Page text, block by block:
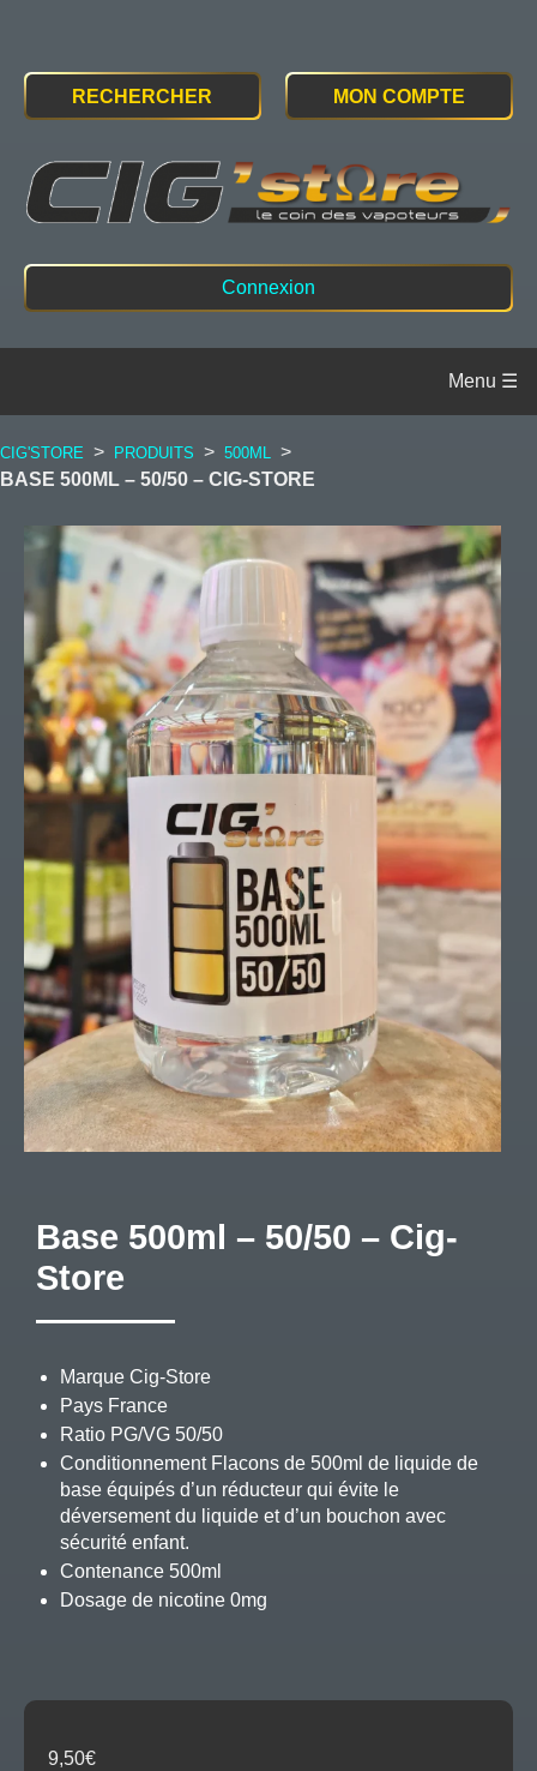
RECHERCHER MON COMPTE
Connexion
CIG'STORE > PRODUITS > 500ML
>
BASE 500ML – 50/50 – CIG-STORE
Base 500ml – 50/50 – Cig-
Store
Marque Cig-Store
Pays France
Ratio PG/VG 50/50
Conditionnement Flacons de 500ml de liquide de
base équipés d’un réducteur qui évite le
déversement du liquide et d’un bouchon avec
sécurité enfant.
Contenance 500ml
Dosage de nicotine 0mg
9,50€